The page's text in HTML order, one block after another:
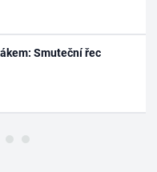
Smuteční řec